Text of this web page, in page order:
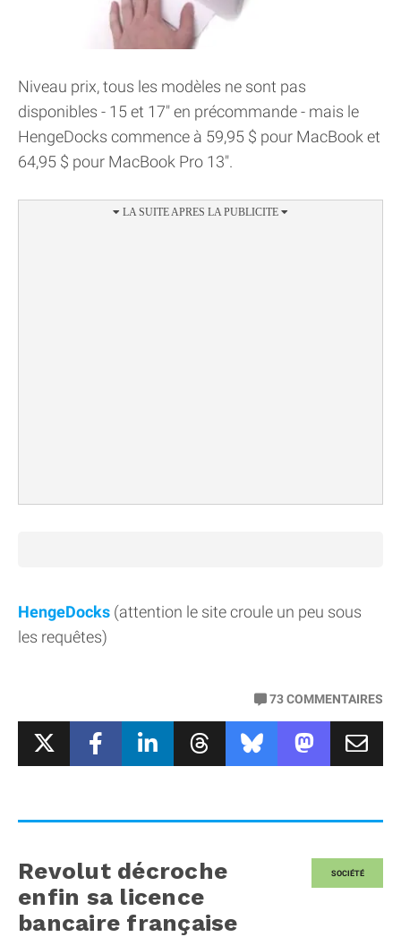
Niveau prix, tous les modèles ne sont pas
disponibles - 15 et 17" en précommande - mais le
HengeDocks commence à 59,95 $ pour MacBook et
64,95 $ pour MacBook Pro 13".
HengeDocks (attention le site croule un peu sous
les requêtes)
73COMMENTAIRES
SOCIÉTÉ
Revolut décroche
enfin sa licence
bancaire française